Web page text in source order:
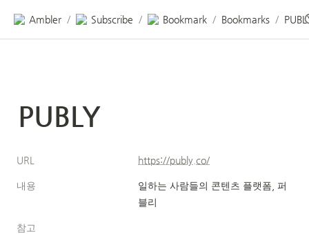
Ambler / Subscribe / Bookmark / Bookmarks /
PUBLY
URL https://publy.co/
내용
일하는 사람들의 콘텐츠 플랫폼, 퍼
블리
참고